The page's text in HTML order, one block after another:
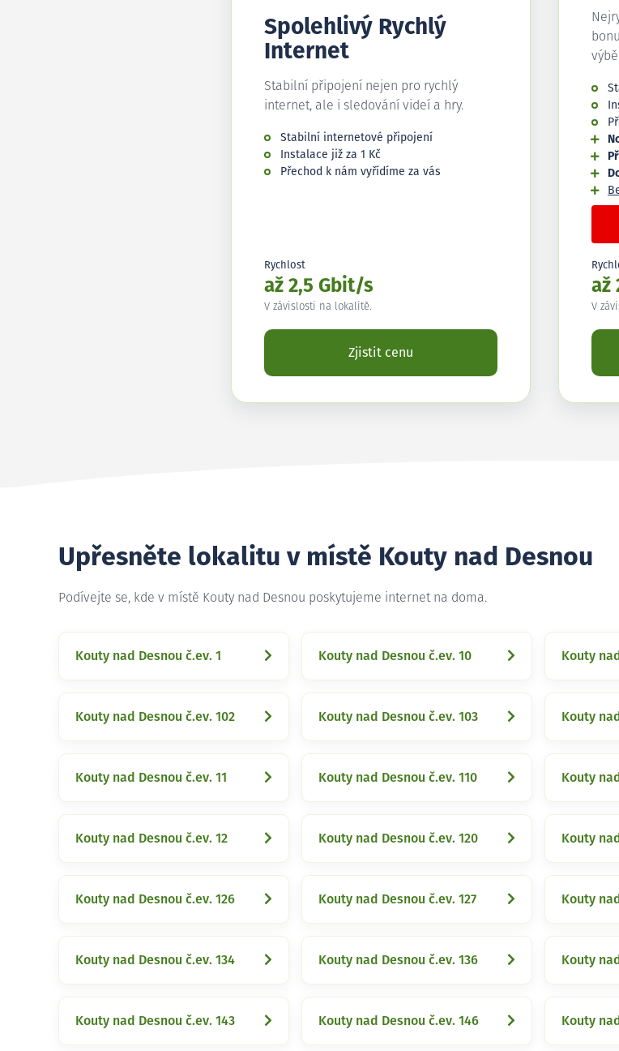
Spolehlivý Rychlý
Internet
Stabilní připojení nejen pro rychlý
internet, ale i sledování videí a hry.
Stabilní internetové připojení
Instalace již za 1 Kč
Přechod k nám vyřídíme za vás
Rychlost
až 2,5 Gbit/s
V závislosti na lokalitě.
Zjistit cenu
až
V
Upřesněte lokalitu v místě Kouty nad Desnou
Podívejte se, kde v místě Kouty nad Desnou poskytujeme internet na doma.
Kouty nad Desnou č.ev. 1 Kouty nad Desnou č.ev. 10 Kouty
Kouty nad Desnou č.ev. 102 Kouty nad Desnou č.ev. 103 Kouty
Kouty nad Desnou č.ev. 11 Kouty nad Desnou č.ev. 110 Kouty
Kouty nad Desnou č.ev. 12 Kouty nad Desnou č.ev. 120 Kouty
Kouty nad Desnou č.ev. 126 Kouty nad Desnou č.ev. 127 Kouty
Kouty nad Desnou č.ev. 134 Kouty nad Desnou č.ev. 136 Kouty
Kouty nad Desnou č.ev. 143 Kouty nad Desnou č.ev. 146 Kouty